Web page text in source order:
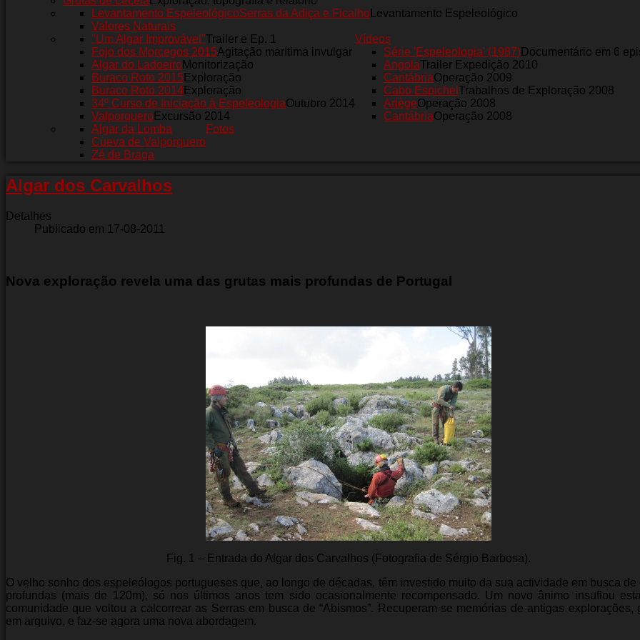
Serras da Adiça e Ficalho Levantamento Espeleológico
Levantamento Espeleológico
Valores Naturais
Vídeos
"Um Algar Improvável"Trailer e Ep. 1
Fojo dos Morcegos 2015Agitação marítima invulgar
Algar do LadoeiroMonitorização
Buraco Roto 2015 Exploração
Buraco Roto 2014Exploração
34º Curso de Iniciação à EspeleologiaOutubro 2014
ValporqueroExcursão 2014
Série 'Espeleologia' (1987)Documentário em 6
AngolaTrailer Expedição 2010
CantábriaOperação 2009
Cabo Espichel Trabalhos de Exploração 2008
AriègeOperação 2008
CantábriaOperação 2008
Fotos
Algar da Lomba
Cueva de Valporquero
Zé de Braga
Algar dos Carvalhos
Detalhes
Publicado em 17-08-2011
Nova exploração revela uma das grutas mais profundas de Portugal
Fig. 1 – Entrada do Algar dos Carvalhos (Fotografia de Sérgio Barbosa).
O velho sonho dos espeleólogos portugueses que, ao longo de décadas, têm investido muito da sua actividade em busca de
profundas (mais de 120m), só nos últimos anos tem sido ocasionalmente recompensado. Um novo ânimo insuflou
comunidade que voltou a calcorrear as Serras em busca de “Abismos”. Recuperam-se memórias de antigas explorações,
em arquivo, e faz-se agora uma nova abordagem.